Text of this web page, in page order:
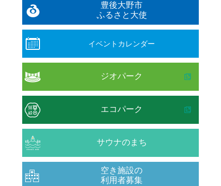
豊後大野市
ふるさと大使
イベントカレンダー
ジオパーク
エコパーク
サウナのまち
空き施設の
利用者募集